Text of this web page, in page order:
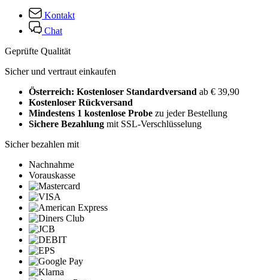
Kontakt
Chat
Geprüfte Qualität
Sicher und vertraut einkaufen
Österreich: Kostenloser Standardversand ab € 39,90
Kostenloser Rückversand
Mindestens 1 kostenlose Probe zu jeder Bestellung
Sichere Bezahlung mit SSL-Verschlüsselung
Sicher bezahlen mit
Nachnahme
Vorauskasse